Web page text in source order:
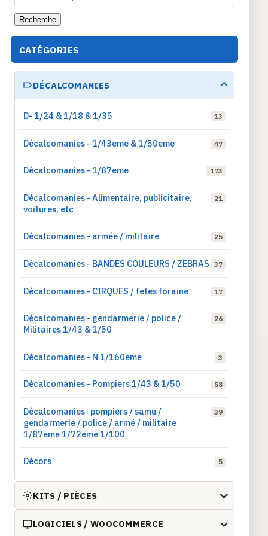
pour :
Recherche
CATÉGORIES
DÉCALCOMANIES
D- 1/24 & 1/18 & 1/35 13
Décalcomanies - 1/43eme & 1/50eme 47
Décalcomanies - 1/87eme 173
Décalcomanies - Alimentaire, publicitaire,
voitures, etc
21
Décalcomanies - armée / militaire 25
Décalcomanies - BANDES COULEURS / ZEBRAS 37
Décalcomanies - CIRQUES / fetes foraine 17
Décalcomanies - gendarmerie / police /
Militaires 1/43 & 1/50
26
Décalcomanies - N 1/160eme 3
Décalcomanies - Pompiers 1/43 & 1/50 58
Décalcomanies- pompiers / samu /
gendarmerie / police / armé / militaire
1/87eme 1/72eme 1/100
39
Décors 5
KITS / PIÈCES
LOGICIELS / WOOCOMMERCE